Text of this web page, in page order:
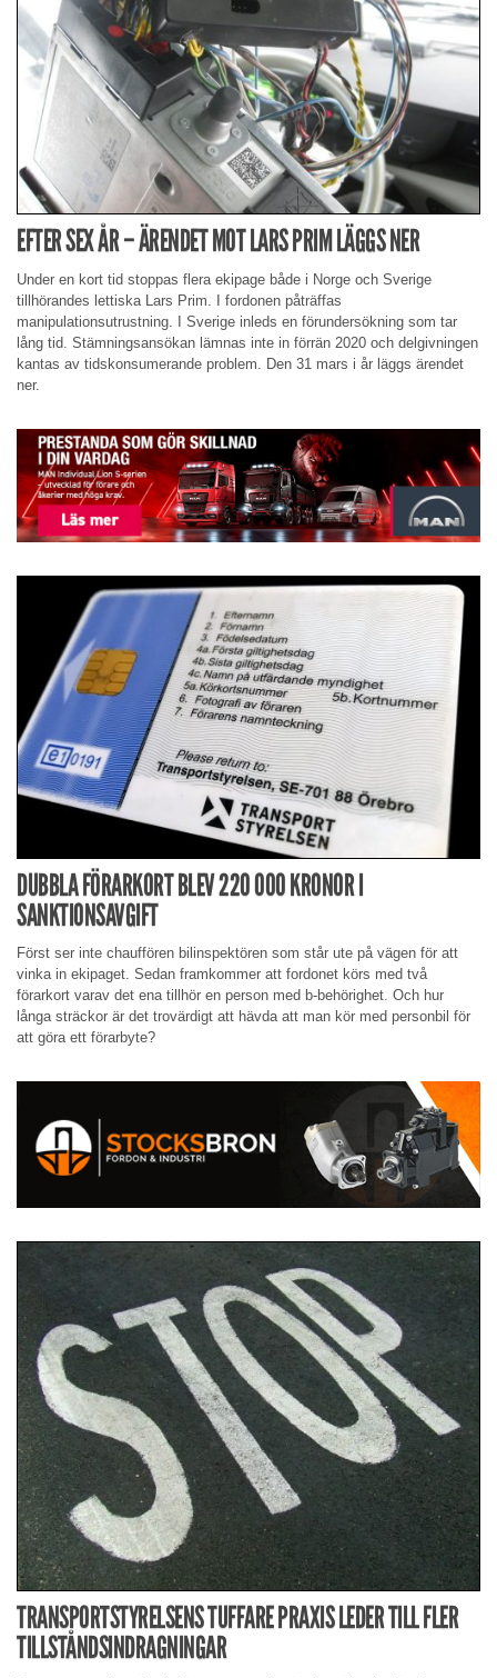
EFTER SEX ÅR – ÄRENDET MOT LARS PRIM LÄGGS NER
Under en kort tid stoppas flera ekipage både i Norge och Sverige
tillhörandes lettiska Lars Prim. I fordonen påträffas
manipulationsutrustning. I Sverige inleds en förundersökning som tar
lång tid. Stämningsansökan lämnas inte in förrän 2020 och delgivningen
kantas av tidskonsumerande problem. Den 31 mars i år läggs ärendet
ner.
DUBBLA FÖRARKORT BLEV 220 000 KRONOR I
SANKTIONSAVGIFT
Först ser inte chauffören bilinspektören som står ute på vägen för att
vinka in ekipaget. Sedan framkommer att fordonet körs med två
förarkort varav det ena tillhör en person med b-behörighet. Och hur
långa sträckor är det trovärdigt att hävda att man kör med personbil för
att göra ett förarbyte?
TRANSPORTSTYRELSENS TUFFARE PRAXIS LEDER TILL FLER
TILLSTÅNDSINDRAGNINGAR